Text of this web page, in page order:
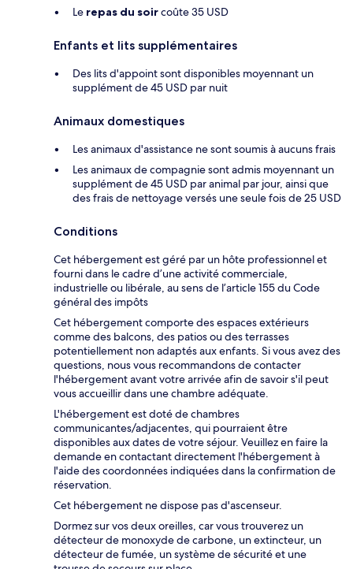
Le repas du soircoûte 35 USD
Enfants et lits supplémentaires
Des lits d'appoint sont disponibles moyennant un
supplément de 45 USD par nuit
Animaux domestiques
Les animaux d'assistance ne sont soumis à aucuns frais
Les animaux de compagnie sont admis moyennant un
supplément de 45 USD par animal par jour, ainsi que
des frais de nettoyage versés une seule fois de 25 USD
Conditions
Cet hébergement est géré par un hôte professionnel et
fourni dans le cadre d’une activité commerciale,
industrielle ou libérale, au sens de l’article 155 du Code
général des impôts
Cet hébergement comporte des espaces extérieurs
comme des balcons, des patios ou des terrasses
potentiellement non adaptés aux enfants. Si vous avez des
questions, nous vous recommandons de contacter
l'hébergement avant votre arrivée afin de savoir s'il peut
vous accueillir dans une chambre adéquate.
L'hébergement est doté de chambres
communicantes/adjacentes, qui pourraient être
disponibles aux dates de votre séjour. Veuillez en faire la
demande en contactant directement l'hébergement à
l'aide des coordonnées indiquées dans la confirmation de
réservation.
Cet hébergement ne dispose pas d'ascenseur.
Dormez sur vos deux oreilles, car vous trouverez un
détecteur de monoxyde de carbone, un extincteur, un
détecteur de fumée, un système de sécurité et une